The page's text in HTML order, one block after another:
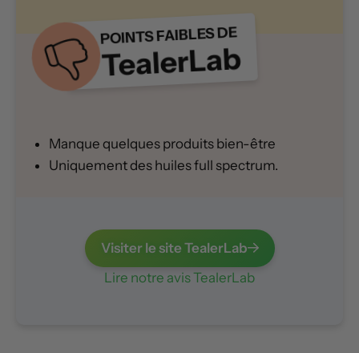
POINTS FAIBLES DE
TealerLab
Manque quelques produits bien-être
Uniquement des huiles full spectrum.
Visiter le site TealerLab
Lire notre avis TealerLab